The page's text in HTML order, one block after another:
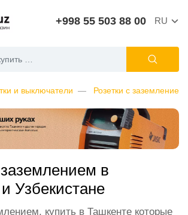
+998 55 503 88 00 RU
и выключатели Розетки с заземлением
в
Узбекистане
купить в Ташкенте которые